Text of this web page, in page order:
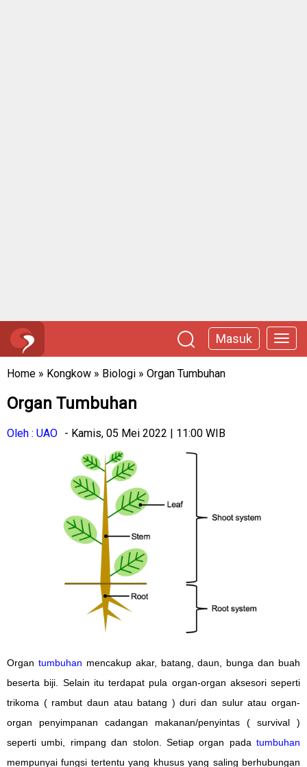
Masuk
Home » Kongkow » Biologi » Organ Tumbuhan
Organ Tumbuhan
Oleh : UAO - Kamis, 05 Mei 2022 | 11:00 WIB
Organ tumbuhan mencakup akar, batang, daun, bunga dan buah
beserta biji. Selain itu terdapat pula organ-organ aksesori seperti
trikoma ( rambut daun atau batang ) duri dan sulur atau organ-
organ penyimpanan cadangan makanan/penyintas ( survival )
seperti umbi, rimpang dan stolon. Setiap organ pada tumbuhan
mempunyai fungsi tertentu yang khusus yang saling berhubungan